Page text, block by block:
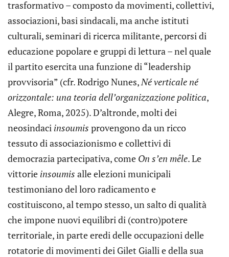
trasformativo – composto da movimenti, collettivi,
associazioni, basi sindacali, ma anche istituti
culturali, seminari di ricerca militante, percorsi di
educazione popolare e gruppi di lettura – nel quale
il partito esercita una funzione di “leadership
provvisoria” (cfr. Rodrigo Nunes,Né verticale né
orizzontale: una teoria dell’organizzazione politica,
Alegre, Roma, 2025). D’altronde, molti dei
neosindaci insoumis provengono da un ricco
tessuto di associazionismo e collettivi di
democrazia partecipativa, come On s’en mêle. Le
vittorie insoumis alle elezioni municipali
testimoniano del loro radicamento e
costituiscono, al tempo stesso, un salto di qualità
che impone nuovi equilibri di (contro)potere
territoriale, in parte eredi delle occupazioni delle
rotatorie di movimenti dei Gilet Gialli e della sua